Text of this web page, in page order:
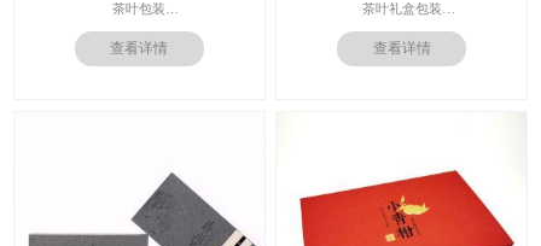
茶叶包装
印刷技术： 专色印刷
面纸：单铜纸纸
内材料：1500克白板
查看详情
茶叶礼盒包装
印刷技术： 专色印刷；
材料：特种纸
后工工艺：烫红金
查看详情